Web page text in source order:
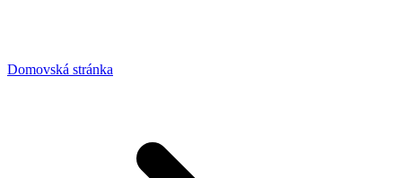
Domovská stránka